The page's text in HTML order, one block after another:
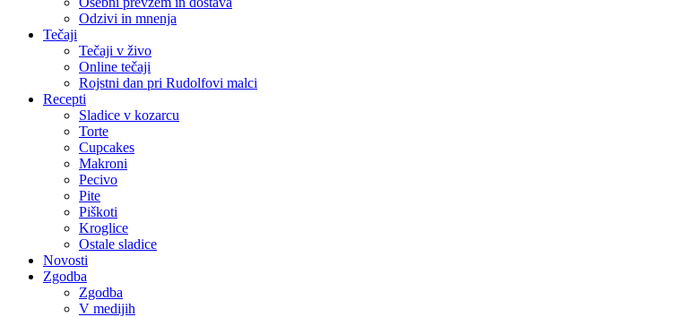
Odzivi in mnenja
Tečaji
Tečaji v živo
Online tečaji
Rojstni dan pri Rudolfovi malci
Recepti
Sladice v kozarcu
Torte
Cupcakes
Makroni
Pecivo
Pite
Piškoti
Kroglice
Ostale sladice
Novosti
Zgodba
Zgodba
V medijih